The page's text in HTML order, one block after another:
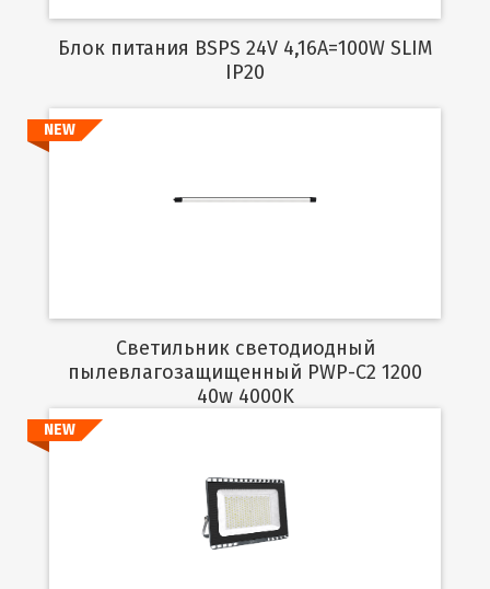
Блок питания BSPS 24V 4,16A=100W SLIM
IP20
NEW
Светильник светодиодный
пылевлагозащищенный PWP-C2 1200
40w 4000K
Подробнее
NEW